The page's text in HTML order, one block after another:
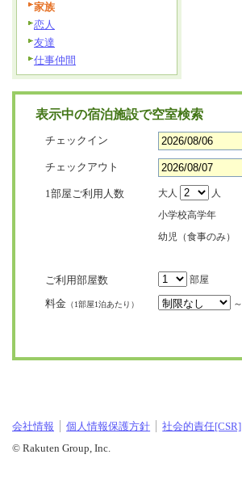
家族
恋人
友達
仕事仲間
表示中の宿泊施設で空室検索
チェックイン
チェックアウト
1部屋ご利用人数 大人
人
小学校高学年
幼児（食事のみ）
ご利用部屋数 部屋
料金 （1部屋1泊あたり） ～
会社情報 個人情報保護方針 社会的責任[CSR]
© Rakuten Group, Inc.